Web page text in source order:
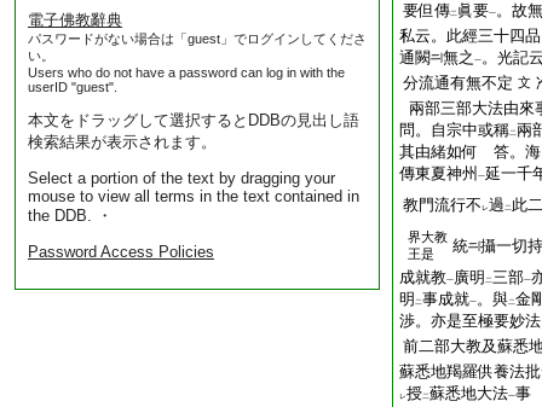
電子佛教辭典
パスワードがない場合は「guest」でログインしてくださ
い。
Users who do not have a password can log in with the
userID "guest".
本文をドラッグして選択するとDDBの見出し語
検索結果が表示されます。
Select a portion of the text by dragging your
mouse to view all terms in the text contained in
the DDB. ・
Password Access Policies
要但傳二 眞要一。故無
私云。此經三十四
通闕
無之 一。光記
分流通有無不定 文
兩部三部大法由來
問。自宗中或稱二兩
其由緒如何 答。海
傳東夏神州 一延一千
教門流行不 レ過 二 此
界大教
王是
統
攝一切
成就教一廣明 二三部一
明 二事成就一。與二金
渉。亦是至極要妙
前二部大教及蘇悉
蘇悉地羯羅供養法
レ授二蘇悉地大法一事